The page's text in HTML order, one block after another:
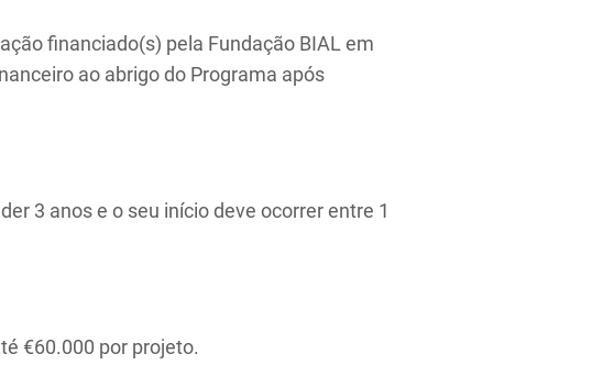
financiado(s) pela Fundação BIAL em
ao abrigo do Programa após
3 anos e o seu início deve ocorrer entre 1
€60.000 por projeto.